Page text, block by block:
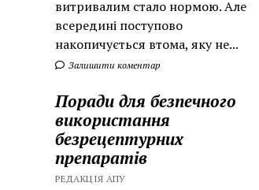
витривалим стало нормою. Але
всередині поступово
накопичується втома, яку не...
Залишити коментар
Поради для безпечного
використання
безрецептурних
препаратів
РЕДАКЦІЯ АПУ